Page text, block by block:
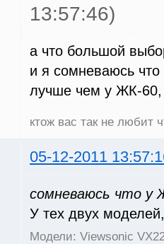
13:57:46)
а что большой
и я сомневаюсь
лучше чем у ЖК-60,
ктож вас так не
05-12-2011
сомневаюсь что у
У тех двух
Модели: Viewsonic